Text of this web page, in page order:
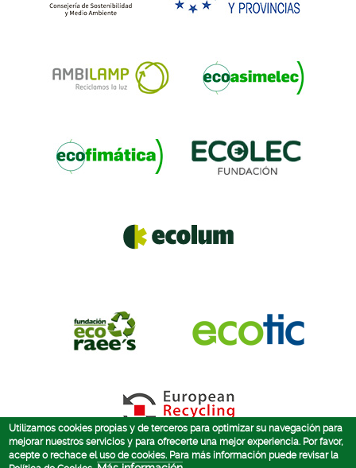
Utilizamos cookies propias y de terceros para optimizar su navegación para
mejorar nuestros servicios y para ofrecerte una mejor experiencia. Por favor,
acepte o rechace el uso de cookies. Para más información puede revisar la